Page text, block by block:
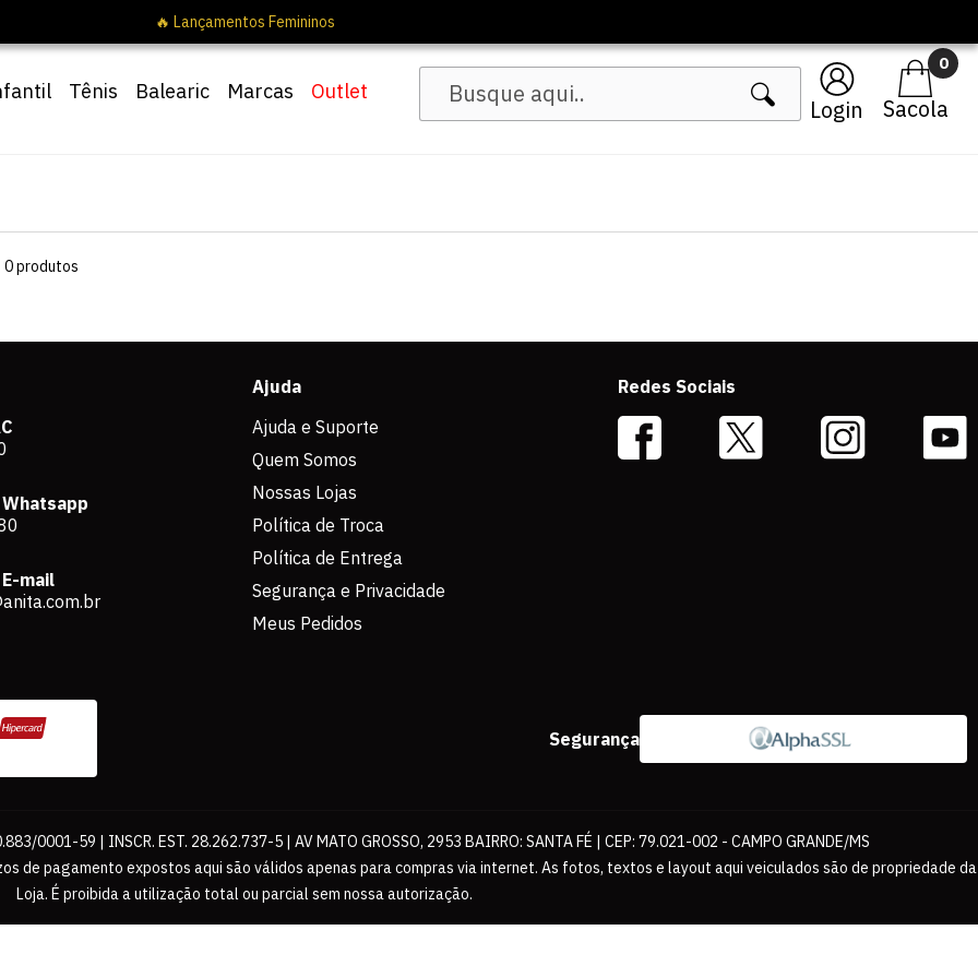
Login
0
Tênis Balearic Marcas Outlet
🔥 Lançamentos Femininos
0produtos
mail
Ajuda
Ajuda e Suporte
Quem Somos
Nossas Lojas
Política de Troca
Política de Entrega
Segurança e Privacidade
Meus Pedidos
Redes Sociais
Segurança
0001-59 | INSCR. EST. 28.262.737-5 | AV MATO GROSSO, 2953 BAIRRO: SANTA FÉ | CEP: 79.021-002 - CAMPO GRANDE/MS
de pagamento expostos aqui são válidos apenas para compras via internet. As fotos, textos e layout aqui veiculados são de propriedade da
Loja. É proibida a utilização total ou parcial sem nossa autorização.